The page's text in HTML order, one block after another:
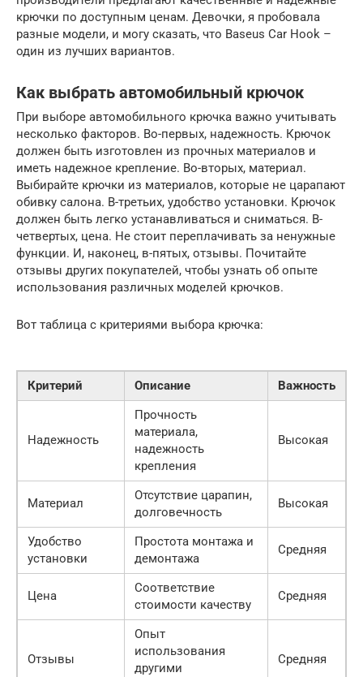
крючки по доступным ценам. Девочки, я пробовала
разные модели, и могу сказать, что Baseus Car Hook –
один из лучших вариантов.
Как выбрать автомобильный крючок
При выборе автомобильного крючка важно учитывать
несколько факторов. Во-первых, надежность. Крючок
должен быть изготовлен из прочных материалов и
иметь надежное крепление. Во-вторых, материал.
Выбирайте крючки из материалов, которые не царапают
обивку салона. В-третьих, удобство установки. Крючок
должен быть легко устанавливаться и сниматься. В-
четвертых, цена. Не стоит переплачивать за ненужные
функции. И, наконец, в-пятых, отзывы. Почитайте
отзывы других покупателей, чтобы узнать об опыте
использования различных моделей крючков.
Вот таблица с критериями выбора крючка:
Критерий Описание Важность
Надежность
Прочность
материала,
надежность
крепления
Высокая
Материал
Отсутствие царапин,
долговечность
Высокая
Удобство
установки
Простота монтажа и
демонтажа
Средняя
Цена
Соответствие
стоимости качеству
Средняя
Отзывы
Опыт
использования
другими
Средняя